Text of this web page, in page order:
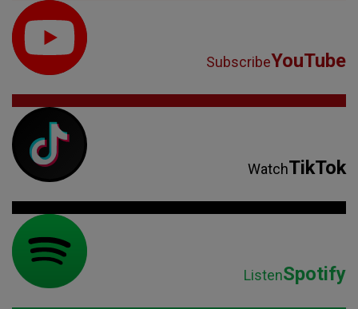
SubscribeYouTube
WatchTikTok
ListenSpotify